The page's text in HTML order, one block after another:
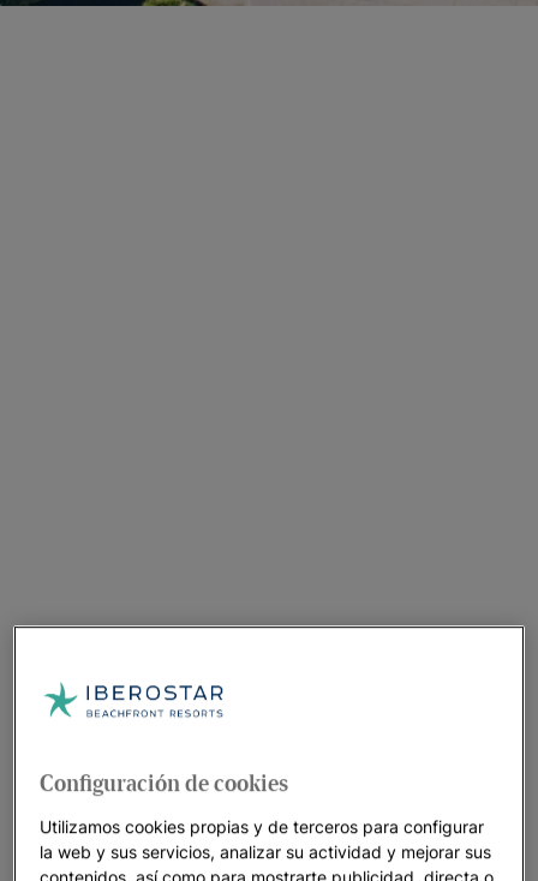
Configuración de cookies
Utilizamos cookies propias y de terceros para configurar
la web y sus servicios, analizar su actividad y mejorar sus